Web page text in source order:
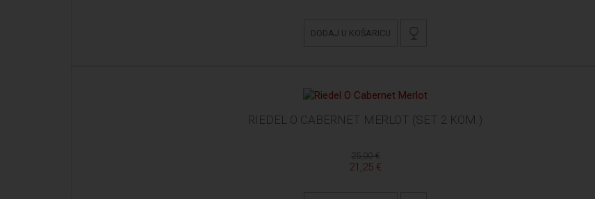
DODAJ U KOŠARICU
RIEDEL O CABERNET MERLOT (SET 2 KOM.)
25,00 €
21,25 €